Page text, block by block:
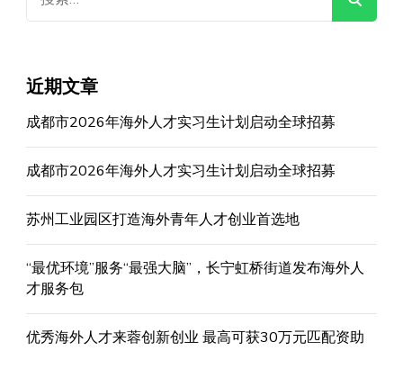
索：
近期文章
成都市2026年海外人才实习生计划启动全球招募
成都市2026年海外人才实习生计划启动全球招募
苏州工业园区打造海外青年人才创业首选地
“最优环境”服务“最强大脑”，长宁虹桥街道发布海外人
才服务包
优秀海外人才来蓉创新创业 最高可获30万元匹配资助